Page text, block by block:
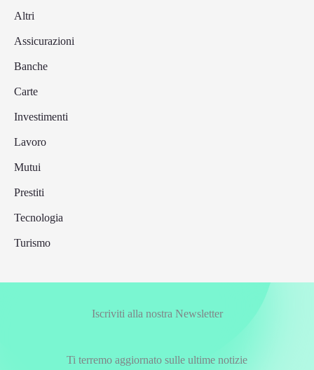
Altri
Assicurazioni
Banche
Carte
Investimenti
Lavoro
Mutui
Prestiti
Tecnologia
Turismo
Iscriviti alla nostra Newsletter
Ti terremo aggiornato sulle ultime notizie